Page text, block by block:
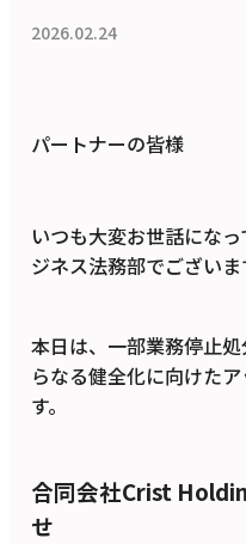
2026.02.24
パートナーの皆様
いつも大変お世話にな
ジネス法務部でございま
本日は、一部業務停止
らなる健全化に向けた
す。
合同会社Crist
せ